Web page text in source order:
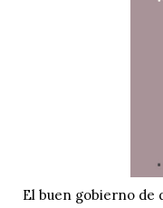
El buen gobierno de